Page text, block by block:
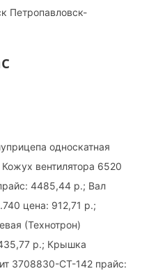
Петропавловск-
односкатная
вентилятора 6520
4485,44 р.; Вал
цена: 912,71 р.;
(Технотрон)
р.; Крышка
3708830-СТ-142 прайс: